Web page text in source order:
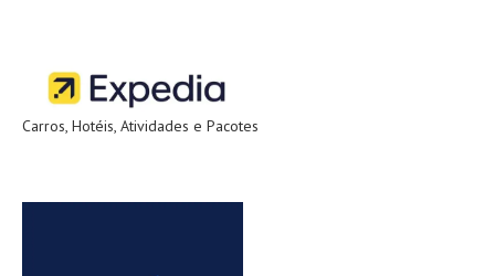
Carros, Hotéis, Atividades e Pacotes